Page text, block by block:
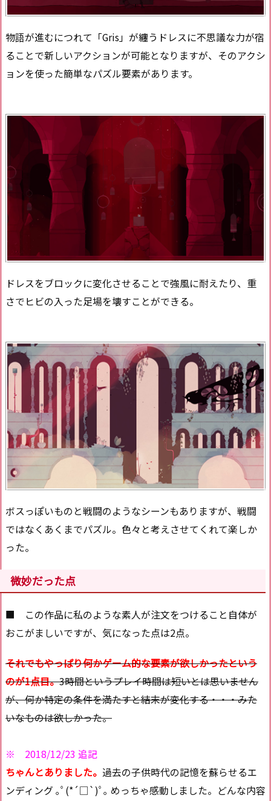
物語が進むにつれて「Gris」が纏うドレスに不思議な力が宿
ることで新しいアクションが可能となりますが、そのアクシ
ョンを使った簡単なパズル要素があります。
ドレスをブロックに変化させることで強風に耐えたり、重
さでヒビの入った足場を壊すことができる。
ボスっぽいものと戦闘のようなシーンもありますが、戦闘
ではなくあくまでパズル。色々と考えさせてくれて楽しか
った。
微妙だった点
■ この作品に私のような素人が注文をつけること自体が
おこがましいですが、気になった点は2点。
それでもやっぱり何かゲーム的な要素が欲しかったという
のが1点目。3時間というプレイ時間は短いとは思いません
が、何か特定の条件を満たすと結末が変化する・・・みた
いなものは欲しかった。
※ 2018/12/23 追記
ちゃんとありました。 過去の子供時代の記憶を蘇らせるエ
ンディング ｡ﾟ(*´□`)ﾟ｡ めっちゃ感動しました。どんな内容